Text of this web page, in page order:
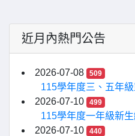
近月內熱門公告
2026-07-08 509
115學年度三、五年
2026-07-10
499
115學年度一年級新
2026-07-10
440